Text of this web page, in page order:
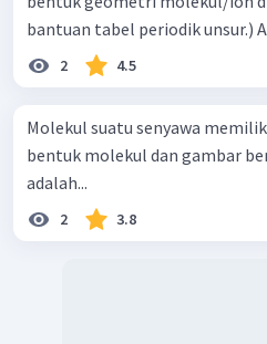
2 4.5
Molekul suatu senyawa
bentuk molekul dan gambar
adalah...
2 3.8